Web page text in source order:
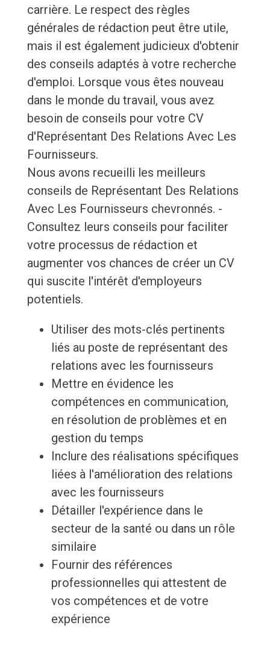
carrière. Le respect des règles
générales de rédaction peut être utile,
mais il est également judicieux d'obtenir
des conseils adaptés à votre recherche
d'emploi. Lorsque vous êtes nouveau
dans le monde du travail, vous avez
besoin de conseils pour votre CV
d'Représentant Des Relations Avec Les
Fournisseurs.
Nous avons recueilli les meilleurs
conseils de Représentant Des Relations
Avec Les Fournisseurs chevronnés. -
Consultez leurs conseils pour faciliter
votre processus de rédaction et
augmenter vos chances de créer un CV
qui suscite l'intérêt d'employeurs
potentiels.
Utiliser des mots-clés pertinents
liés au poste de représentant des
relations avec les fournisseurs
Mettre en évidence les
compétences en communication,
en résolution de problèmes et en
gestion du temps
Inclure des réalisations spécifiques
liées à l'amélioration des relations
avec les fournisseurs
Détailler l'expérience dans le
secteur de la santé ou dans un rôle
similaire
Fournir des références
professionnelles qui attestent de
vos compétences et de votre
expérience